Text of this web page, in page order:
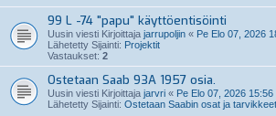
99 L -74 "papu" käyttöentisöinti
Uusin viesti Kirjoittaja jarrupoljin « Pe Elo 07, 2026
Lähetetty Sijainti: Projektit
Vastaukset: 2
Ostetaan Saab 93A 1957 osia.
Uusin viesti Kirjoittaja jarvri « Pe Elo 07, 2026 15:56
Lähetetty Sijainti: Ostetaan Saabin osat ja tarvikkeet